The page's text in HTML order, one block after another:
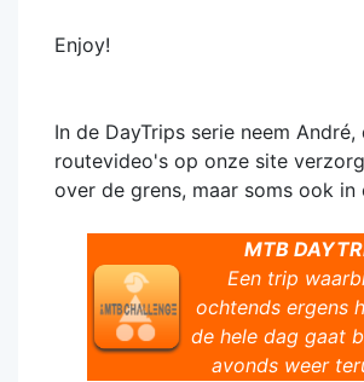
Enjoy!
In de DayTrips serie neem
routevideo's op onze site
over de grens, maar soms ook in
MTB
Een trip
ochtends ergens
de hele dag gaat
avonds weer